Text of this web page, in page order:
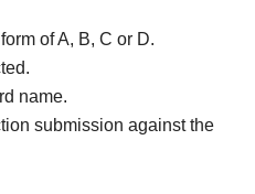
of A, B, C or D.
name.
submission against the